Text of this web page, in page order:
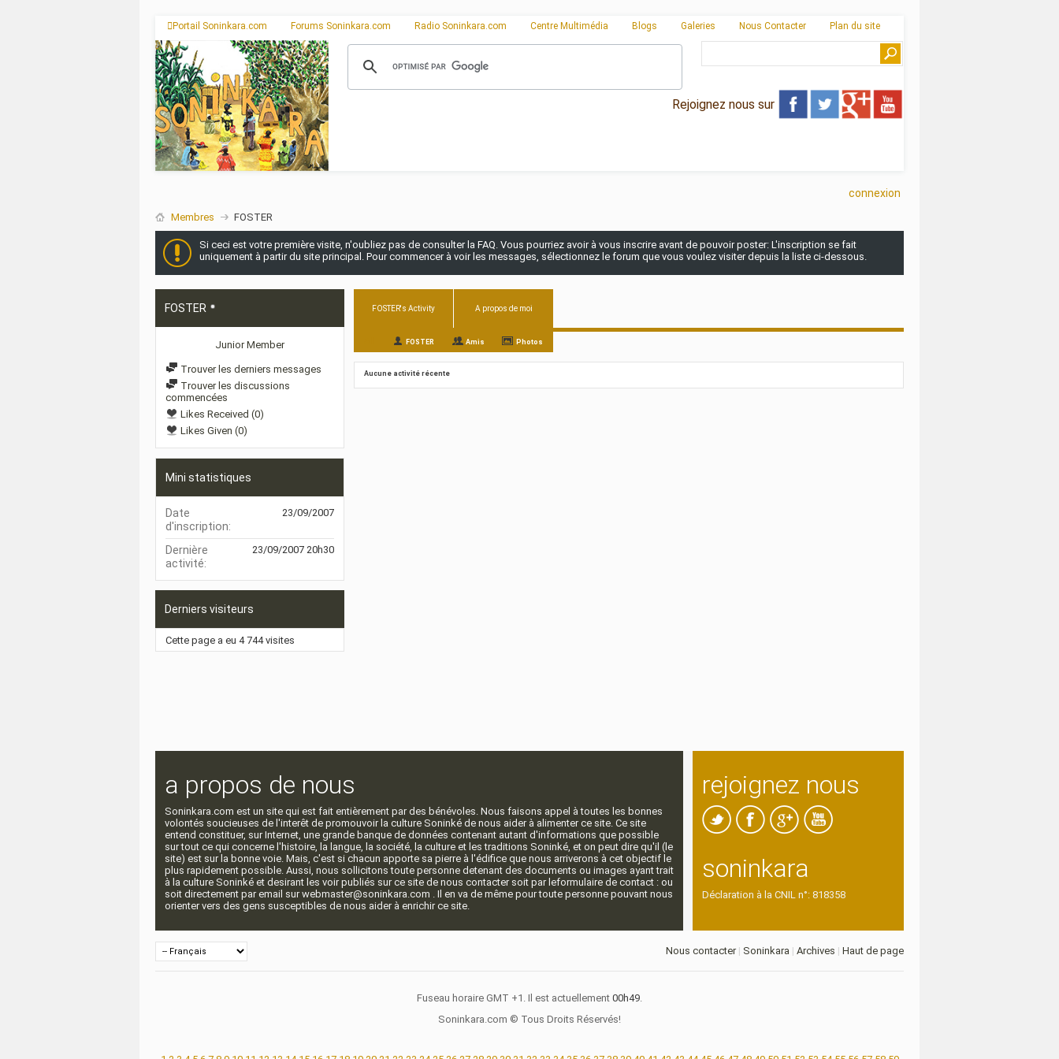
Portail Soninkara.com Forums Soninkara.com Radio Soninkara.com Centre Multimédia Blogs Galeries Nous Contacter Plan du site
Rejoignez nous sur
connexion
Membres FOSTER
Si ceci est votre première visite, n'oubliez pas de consulter la FAQ. Vous pourriez avoir à vous inscrire avant de pouvoir poster: L'inscription se fait
uniquement à partir du site principal. Pour commencer à voir les messages, sélectionnez le forum que vous voulez visiter depuis la liste ci-dessous.
FOSTER
Junior Member
Trouver les derniers messages
Trouver les discussions
commencées
Likes Received (0)
Likes Given (0)
Mini statistiques
Date
d'inscription
23/09/2007
Dernière
activité
23/09/2007 20h30
Derniers visiteurs
Cette page a eu 4 744visites
FOSTER's Activity A propos de moi
FOSTER Amis Photos
Aucune activité récente
a propos de nous
Soninkara.com est un site qui est fait entièrement par des bénévoles. Nous faisons appel à toutes les bonnes
volontés soucieuses de l'interêt de promouvoir la culture Soninké de nous aider à alimenter ce site. Ce site
entend constituer, sur Internet, une grande banque de données contenant autant d'informations que possible
sur tout ce qui concerne l'histoire, la langue, la société, la culture et les traditions Soninké, et on peut dire qu'il (le
site) est sur la bonne voie. Mais, c'est si chacun apporte sa pierre à l'édifice que nous arriverons à cet objectif le
plus rapidement possible. Aussi, nous sollicitons toute personne detenant des documents ou images ayant trait
à la culture Soninké et desirant les voir publiés sur ce site de nous contacter soit par leformulaire de contact : ou
soit directement par email sur webmaster@soninkara.com . Il en va de même pour toute personne pouvant nous
orienter vers des gens susceptibles de nous aider à enrichir ce site.
rejoignez nous
soninkara
Déclaration à la CNIL n°: 818358
Nous contacter| Soninkara | Archives | Haut de page
Fuseau horaire GMT +1. Il est actuellement 00h49.
Soninkara.com © Tous Droits Réservés!